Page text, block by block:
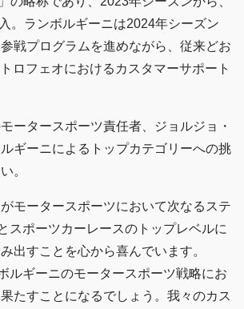
。ランボルギーニは2024年シーズン
戦プログラムを進めながら、従来どお
ロフェオにおけるカスタマーサポート
ータースポーツ責任者、ジョルジョ・
ギーニによるトップカテゴリーへの挑
。
がモータースポーツにおいて次なるステ
スポーツカーレースのトップレベルに
出すことを心から喜んでいます。
ルギーニのモータースポーツ戦略にお
たすことになるでしょう。我々のカス